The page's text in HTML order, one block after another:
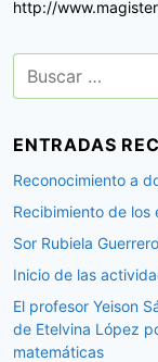
d
t
r
a
d
a
s
http://
a
r
ENTRADAS
Reconocimiento a
Recibimiento de
Sor Rubiela
Inicio de las
El profesor Yeison
de Etelvina López
matemáticas